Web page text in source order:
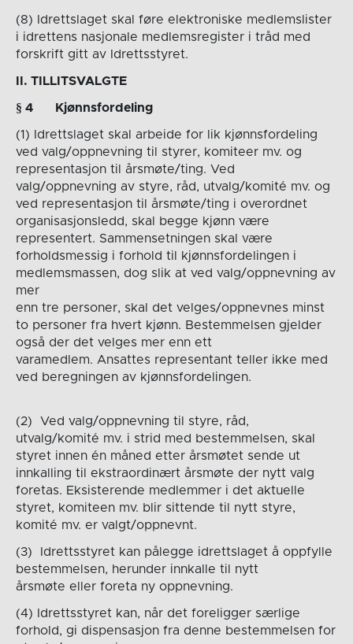
(8) Idrettslaget skal føre elektroniske medlemslister
i idrettens nasjonale medlemsregister i tråd med
forskrift gitt av Idrettsstyret.
II. TILLITSVALGTE
§ 4 Kjønnsfordeling
(1) Idrettslaget skal arbeide for lik kjønnsfordeling
ved valg/oppnevning til styrer, komiteer mv. og
representasjon til årsmøte/ting. Ved
valg/oppnevning av styre, råd, utvalg/komité mv. og
ved representasjon til årsmøte/ting i overordnet
organisasjonsledd, skal begge kjønn være
representert. Sammensetningen skal være
forholdsmessig i forhold til kjønnsfordelingen i
medlemsmassen, dog slik at ved valg/oppnevning av
mer
enn tre personer, skal det velges/oppnevnes minst
to personer fra hvert kjønn. Bestemmelsen gjelder
også der det velges mer enn ett
varamedlem. Ansattes representant teller ikke med
ved beregningen av kjønnsfordelingen.
(2) Ved valg/oppnevning til styre, råd,
utvalg/komité mv. i strid med bestemmelsen, skal
styret innen én måned etter årsmøtet sende ut
innkalling til ekstraordinært årsmøte der nytt valg
foretas. Eksisterende medlemmer i det aktuelle
styret, komiteen mv. blir sittende til nytt styre,
komité mv. er valgt/oppnevnt.
(3) Idrettsstyret kan pålegge idrettslaget å oppfylle
bestemmelsen, herunder innkalle til nytt
årsmøte eller foreta ny oppnevning.
(4) Idrettsstyret kan, når det foreligger særlige
forhold, gi dispensasjon fra denne bestemmelsen for